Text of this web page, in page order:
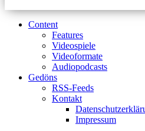
Content
Features
Videospiele
Videoformate
Audiopodcasts
Gedöns
RSS-Feeds
Kontakt
Impressum